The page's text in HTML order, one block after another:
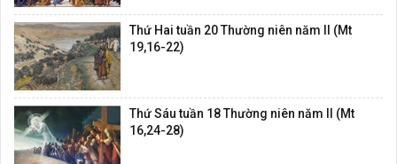
Thứ Hai tuần 20 Thường niên năm II (Mt
19,16-22)
Thứ Sáu tuần 18 Thường niên năm II (Mt
16,24-28)